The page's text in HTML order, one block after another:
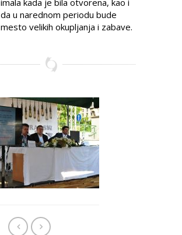
imala kada je bila otvorena, kao i
da u narednom periodu bude
mesto velikih okupljanja i zabave.